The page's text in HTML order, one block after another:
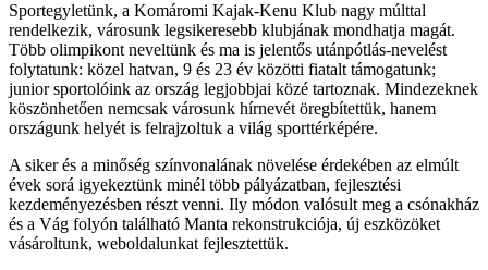
Sportegyletünk, a Komáromi Kajak-Kenu Klub nagy múlttal
rendelkezik, városunk legsikeresebb klubjának mondhatja magát.
Több olimpikont neveltünk és ma is jelentős utánpótlás-nevelést
folytatunk: közel hatvan, 9 és 23 év közötti fiatalt támogatunk;
junior sportolóink az ország legjobbjai közé tartoznak. Mindezeknek
köszönhetően nemcsak városunk hírnevét öregbítettük, hanem
országunk helyét is felrajzoltuk a világ sporttérképére.
A siker és a minőség színvonalának növelése érdekében az elmúlt
évek sorá igyekeztünk minél több pályázatban, fejlesztési
kezdeményezésben részt venni. Ily módon valósult meg a csónakház
és a Vág folyón található Manta rekonstrukciója, új eszközöket
vásároltunk, weboldalunkat fejlesztettük.